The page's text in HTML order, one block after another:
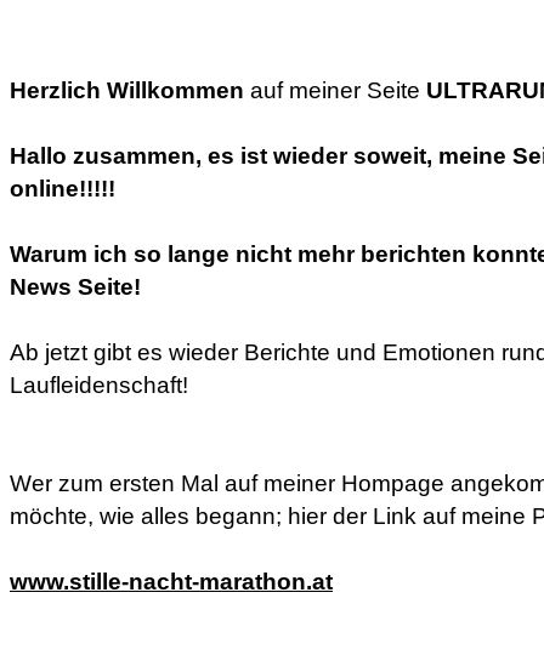
Herzlich Willkommen auf meiner Seite
Hallo zusammen, es ist wieder soweit, meine
online!!!!!
Warum ich so lange nicht mehr berichten
News Seite!
Ab jetzt gibt es wieder Berichte und Emotionen
Laufleidenschaft!
Wer zum ersten Mal auf meiner Hompage
möchte, wie alles begann; hier der Link auf meine
www.stille-nacht-marathon.at